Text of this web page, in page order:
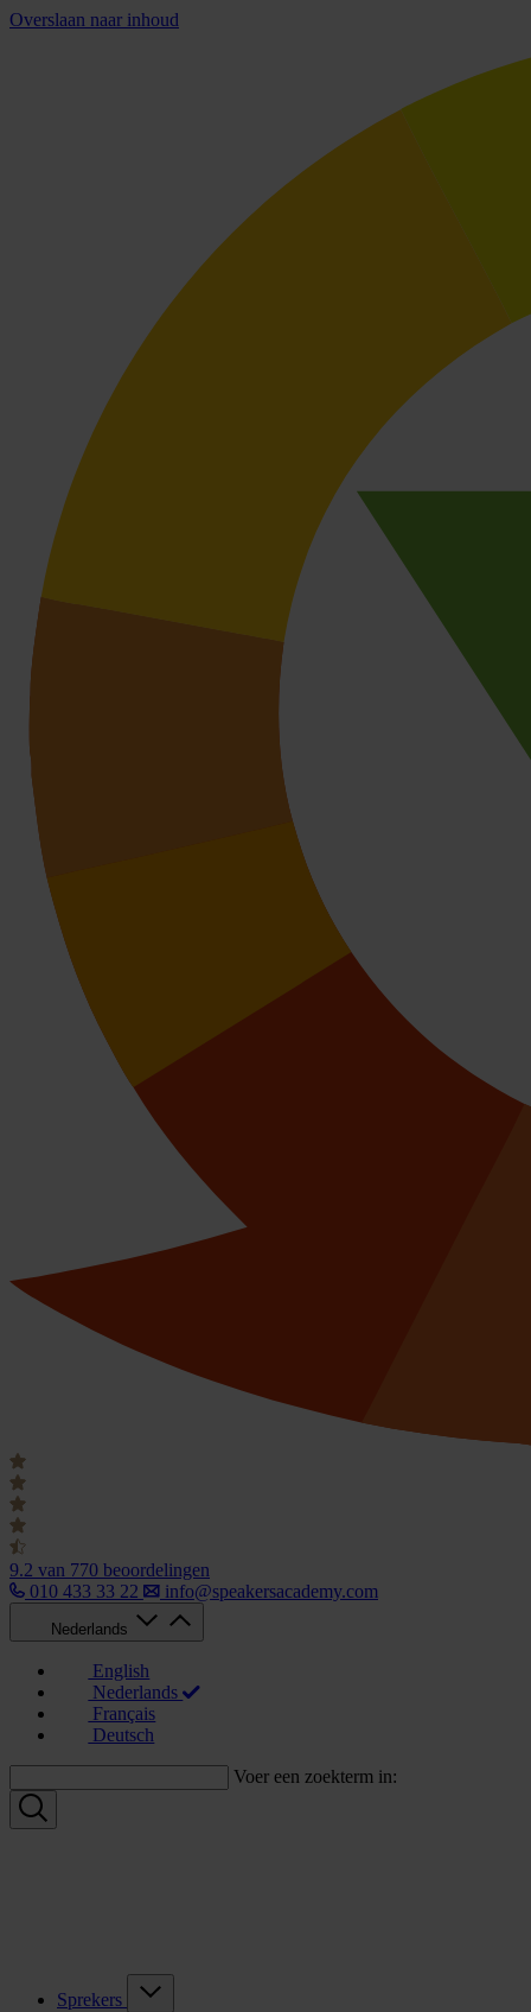
Overslaan naar inhoud
9.2 van 770 beoordelingen
010 433 33 22
info@speakersacademy.com
Nederlands
English
Nederlands
Français
Deutsch
Voer een zoekterm in:
Sprekers